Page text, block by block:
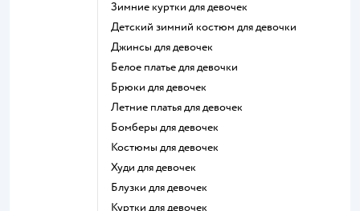
Зимние куртки для девочек
Детский зимний костюм для девочки
Джинсы для девочек
Белое платье для девочки
Брюки для девочек
Летние платья для девочек
Бомберы для девочек
Костюмы для девочек
Худи для девочек
Блузки для девочек
Куртки для девочек